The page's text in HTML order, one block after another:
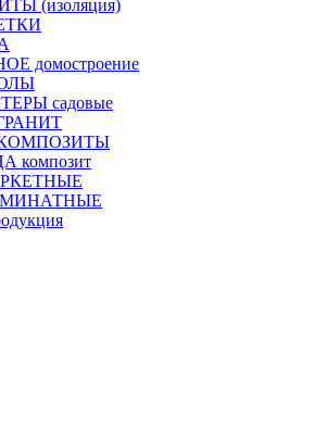
(изоляция)
домостроение
садовые
КОМПОЗИТЫ
композит